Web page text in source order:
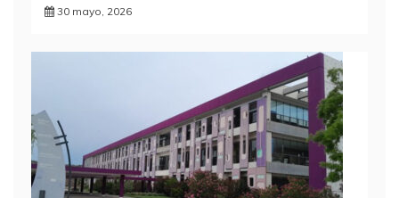
30 mayo, 2026